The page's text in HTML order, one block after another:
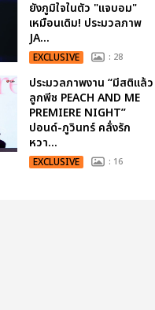
ยังภูมิใจในตัว "แจบอม"
เหมือนเดิม! ประมวลภาพ
JA...
EXCLUSIVE : 28
ประมวลภาพงาน “มีสติแล้ว
ลูกพีช PEACH AND ME
PREMIERE NIGHT”
ปอนด์-ภูวินทร์ คลั่งรัก
หวา...
EXCLUSIVE : 16